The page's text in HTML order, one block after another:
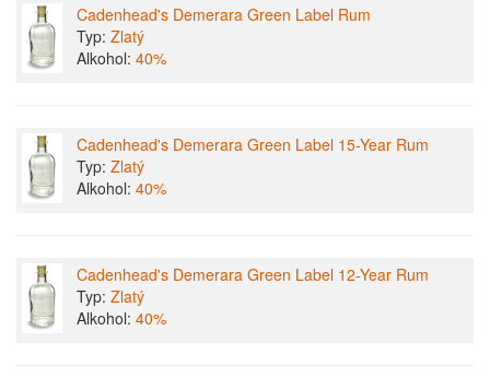
Cadenhead's Demerara Green Label Rum
Typ: Zlatý
Alkohol: 40%
Cadenhead's Demerara Green Label 15-Year Rum
Typ: Zlatý
Alkohol: 40%
Cadenhead's Demerara Green Label 12-Year Rum
Typ: Zlatý
Alkohol: 40%